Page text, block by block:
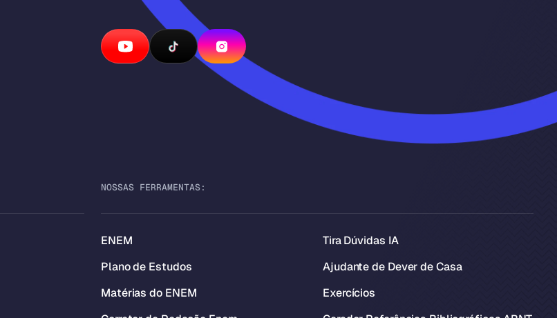
NOSSAS FERRAMENTAS:
ENEM
Plano de Estudos
Matérias do ENEM
Tira Dúvidas IA
Ajudante de Dever de Casa
Exercícios